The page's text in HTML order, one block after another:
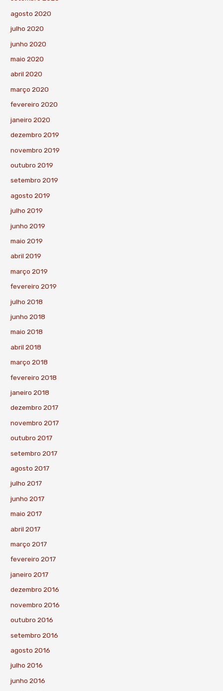
agosto 2020
julho 2020
junho 2020
maio 2020
abril 2020
março 2020
fevereiro 2020
janeiro 2020
dezembro 2019
novembro 2019
outubro 2019
setembro 2019
agosto 2019
julho 2019
junho 2019
maio 2019
abril 2019
março 2019
fevereiro 2019
julho 2018
junho 2018
maio 2018
abril 2018
março 2018
fevereiro 2018
janeiro 2018
dezembro 2017
novembro 2017
outubro 2017
setembro 2017
agosto 2017
julho 2017
junho 2017
maio 2017
abril 2017
março 2017
fevereiro 2017
janeiro 2017
dezembro 2016
novembro 2016
outubro 2016
setembro 2016
agosto 2016
julho 2016
junho 2016